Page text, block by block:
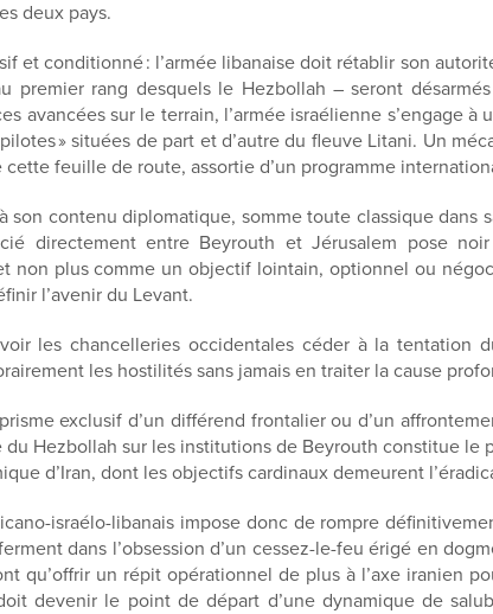
deux pays.
et conditionné : l’armée libanaise doit rétablir son
premier rang desquels le Hezbollah – seront
avancées sur le terrain, l’armée israélienne s’engage
» situées de part et d’autre du fleuve Litani. Un
feuille de route, assortie d’un programme
contenu diplomatique, somme toute classique dans
directement entre Beyrouth et Jérusalem pose
non plus comme un objectif lointain, optionnel ou
l’avenir du Levant.
les chancelleries occidentales céder à la tentation
les hostilités sans jamais en traiter la cause
exclusif d’un différend frontalier ou d’un
du Hezbollah sur les institutions de Beyrouth constitue
d’Iran, dont les objectifs cardinaux demeurent
israélo-libanais impose donc de rompre
dans l’obsession d’un cessez-le-feu érigé en
qu’offrir un répit opérationnel de plus à l’axe iranien
devenir le point de départ d’une dynamique de